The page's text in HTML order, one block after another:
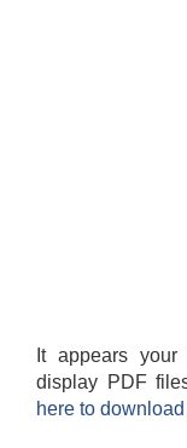
It appears
display PDF
here to